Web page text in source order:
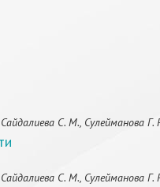
С. М., Сулейманова Г.
С. М., Сулейманова Г.